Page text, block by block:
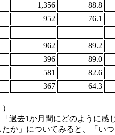
1,356 88.8
952 76.1
962 89.2
396 89.0
581 82.6
367 64.3
過去1か月間にどのように感
たか」についてみると、「い